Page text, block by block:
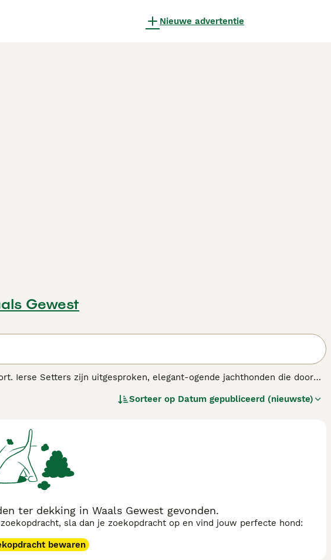
Nieuwe advertentie
Gewest
Ierse Setters zijn uitgesproken, elegant-ogende jachthonden die door
dit hondenras.
Sorteer op Datum gepubliceerd (nieuwste)
ter dekking in Waals Gewest gevonden.
sla dan je zoekopdracht op en vind jouw perfecte hond:
bewaren